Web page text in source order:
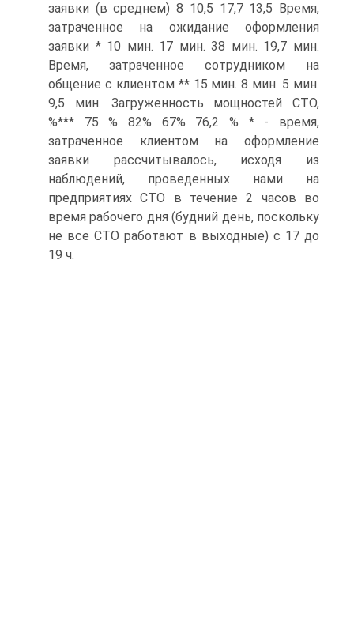
заявки (в среднем) 8 10,5 17,7 13,5 Время,
затраченное на ожидание оформления
заявки * 10 мин. 17 мин. 38 мин. 19,7 мин.
Время, затраченное сотрудником на
общение с клиентом ** 15 мин. 8 мин. 5 мин.
9,5 мин. Загруженность мощностей СТО,
%*** 75 % 82% 67% 76,2 % * - время,
затраченное клиентом на оформление
заявки рассчитывалось, исходя из
наблюдений, проведенных нами на
предприятиях СТО в течение 2 часов во
время рабочего дня (будний день, поскольку
не все СТО работают в выходные) с 17 до
19 ч.